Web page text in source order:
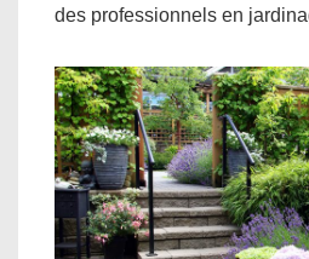
des professionnels en